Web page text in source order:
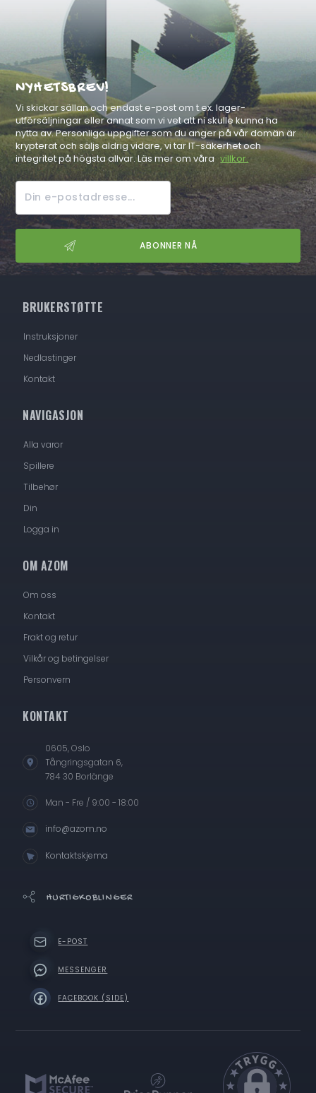
NYHETSBREV!
Vi skickar sällan och endast e-post om t.ex. lager-
utförsäljningar eller annat som vi vet att ni skulle kunna ha
nytta av. Personliga uppgifter som du anger på vår domän är
krypterat och säljs aldrig vidare, vi tar IT-säkerhet och
integritet på högsta allvar. Läs mer om våra villkor.
BRUKERSTØTTE
Instruksjoner
Nedlastinger
Kontakt
NAVIGASJON
Alla varor
Spillere
Tilbehør
Din
Logga in
OM AZOM
Om oss
Kontakt
Frakt og retur
Vilkår og betingelser
Personvern
KONTAKT
0605, Oslo
Tångringsgatan 6,
784 30 Borlänge
Man - Fre / 9:00 - 18:00
info@azom.no
Kontaktskjema
HURTIGKOBLINGER
E-POST
MESSENGER
FACEBOOK (SIDE)